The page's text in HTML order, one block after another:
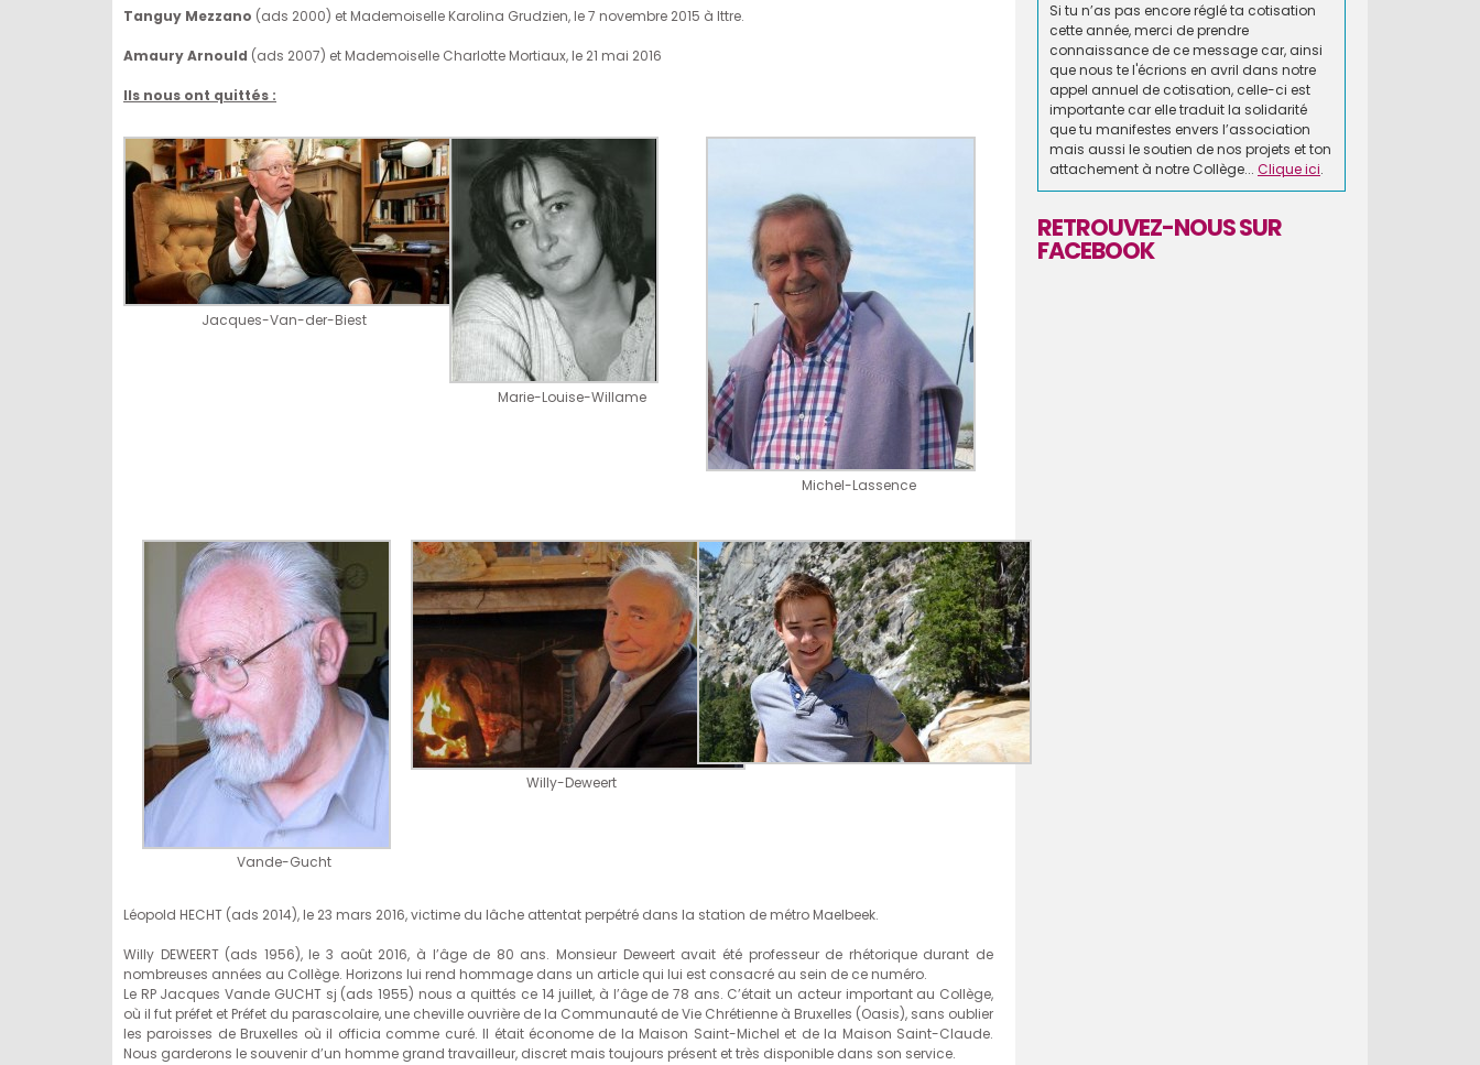
Tanguy Mezzano (ads 2000) et Mademoiselle Karolina Grudzien, le 7 novembre 2015 à Ittre.
Amaury Arnould (ads 2007) et Mademoiselle Charlotte Mortiaux, le 21 mai 2016
Ils nous ont quittés :
Jacques-Van-der-Biest
Marie-Louise-Willame
Michel-Lassence
Vande-Gucht
Willy-Deweert
Léopold HECHT (ads 2014), le 23 mars 2016, victime du lâche attentat perpétré dans la station de métro Maelbeek.
Willy DEWEERT (ads 1956), le 3 août 2016, à l’âge de 80 ans. Monsieur Deweert avait été professeur de rhétorique durant de
nombreuses années au Collège. Horizons lui rend hommage dans un article qui lui est consacré au sein de ce numéro.
Le RP Jacques Vande GUCHT sj (ads 1955) nous a quittés ce 14 juillet, à l’âge de 78 ans. C’était un acteur important au Collège,
où il fut préfet et Préfet du parascolaire, une cheville ouvrière de la Communauté de Vie Chrétienne à Bruxelles (Oasis), sans oublier
les paroisses de Bruxelles où il officia comme curé. Il était économe de la Maison Saint-Michel et de la Maison Saint-Claude.
Nous garderons le souvenir d’un homme grand travailleur, discret mais toujours présent et très disponible dans son service.
Si tu n’as pas encore réglé ta cotisation
cette année, merci de prendre
connaissance de ce message car, ainsi
que nous te l'écrions en avril dans notre
appel annuel de cotisation, celle-ci est
importante car elle traduit la solidarité
que tu manifestes envers l’association
mais aussi le soutien de nos projets et ton
attachement à notre Collège... Clique ici.
RETROUVEZ-NOUS SUR
FACEBOOK